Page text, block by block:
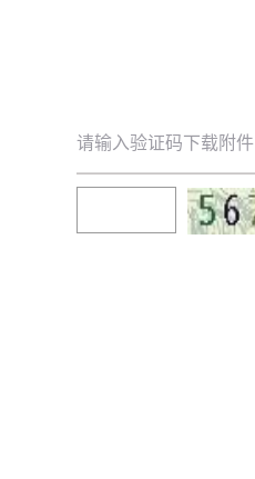
请输入验证码下载附件